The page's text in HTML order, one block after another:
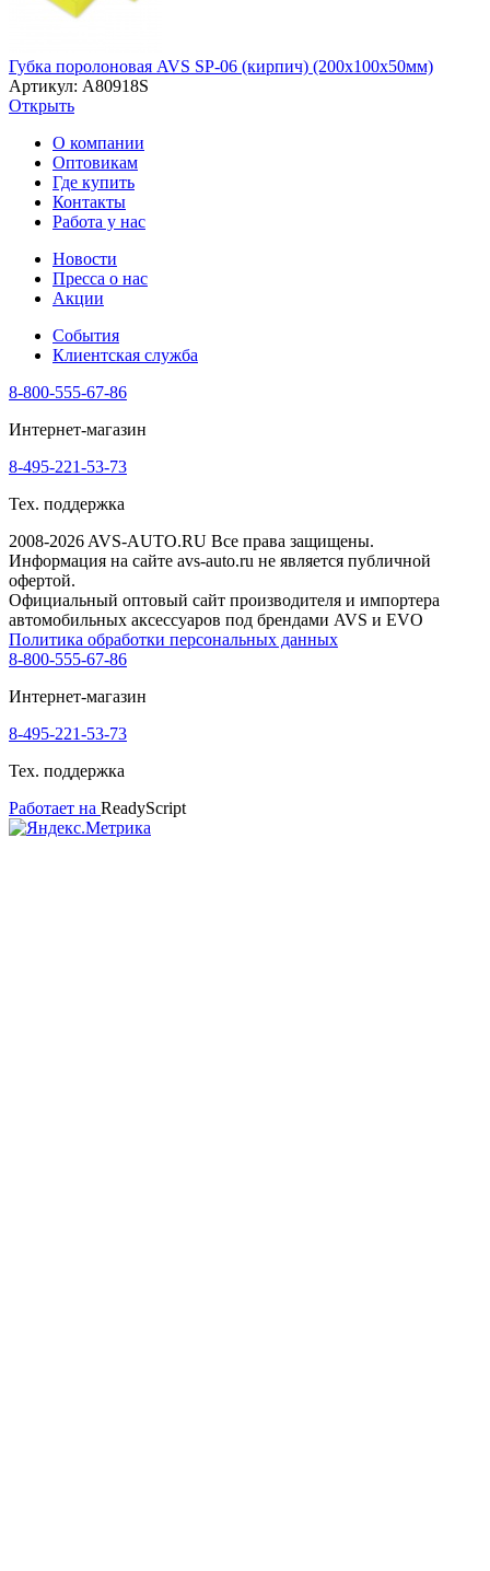
Губка поролоновая AVS SP-06 (кирпич) (200x100x50мм)
Артикул: A80918S
Открыть
О компании
Оптовикам
Где купить
Контакты
Работа у нас
Новости
Пресса о нас
Акции
События
Клиентская служба
8-800-555-67-86
Интернет-магазин
8-495-221-53-73
Тех. поддержка
2008-2026 AVS-AUTO.RU Все права защищены.
Информация на сайте avs-auto.ru не является публичной
офертой.
Официальный оптовый сайт производителя и импортера
автомобильных аксессуаров под брендами AVS и EVO
Политика обработки персональных данных
8-800-555-67-86
Интернет-магазин
8-495-221-53-73
Тех. поддержка
Работает на ReadyScript